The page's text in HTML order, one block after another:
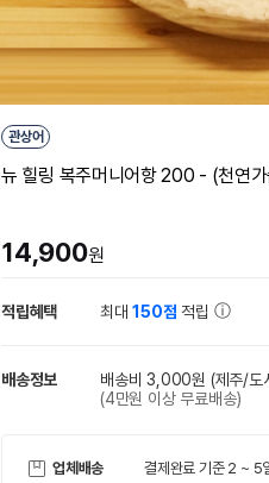
관상어
뉴 힐링 복주머니어항 200 - (천연
14,900원
적립혜택 최대150점 적립
배송정보 배송비 3,000원 (제주/도
(4만원 이상 무료배송)
업체배송 결제완료 기준 2 ~ 5